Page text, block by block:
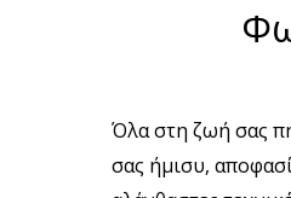
Όλα στη ζωή σας
σας ήμισυ,